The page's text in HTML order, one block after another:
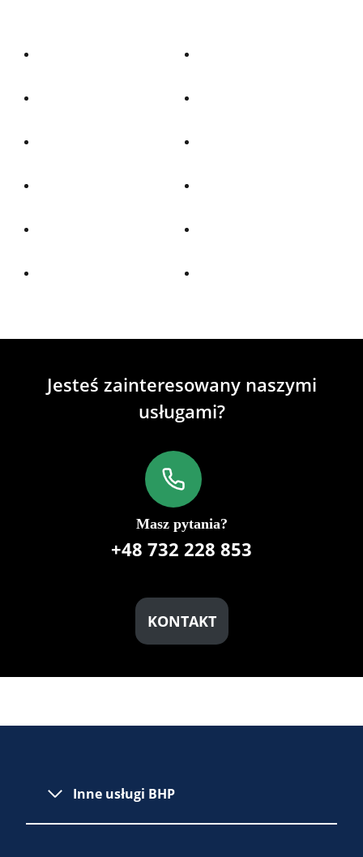
Jesteś zainteresowany naszymi
usługami?
Masz pytania?
+48 732 228 853
KONTAKT
Inne usługi BHP